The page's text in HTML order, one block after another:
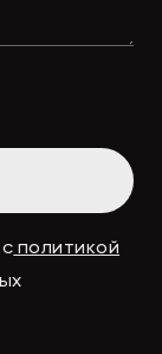
ПОЛИТИКОЙ